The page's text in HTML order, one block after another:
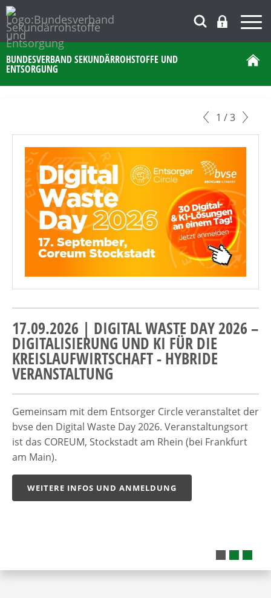
BUNDESVERBAND SEKUNDÄRROHSTOFFE UND
ENTSORGUNG
17.09.2026 | DIGITAL WASTE DAY 2026 –
DIGITALISIERUNG UND KI FÜR DIE
KREISLAUFWIRTSCHAFT - HYBRIDE
VERANSTALTUNG
Gemeinsam mit dem Entsorger Circle veranstaltet der
bvse den Digital Waste Day 2026. Veranstaltungsort
ist das COREUM, Stockstadt am Rhein (bei Frankfurt
am Main).
WEITERE INFOS UND ANMELDUNG
1 / 3